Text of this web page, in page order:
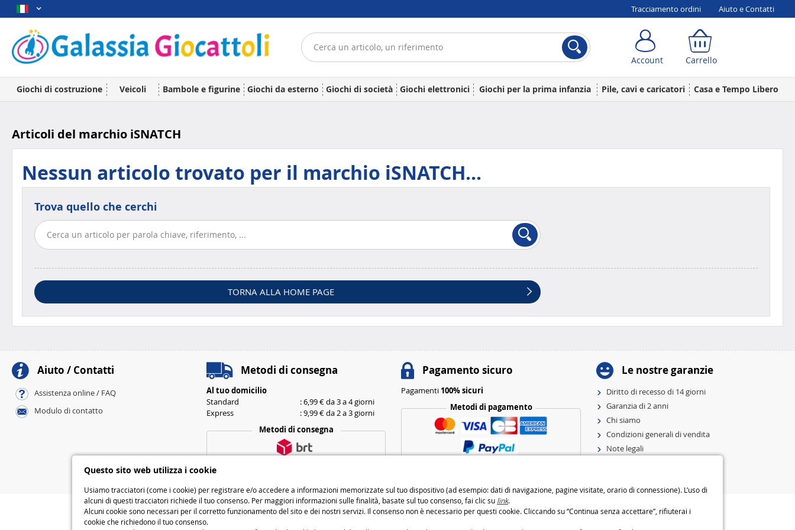
Questo sito web utilizza i cookie
Usiamo tracciatori (come i cookie) per registrare e/o accedere a informazioni memorizzate sul tuo dispositivo (ad esempio: dati di navigazione, pagine visitate, orario di connessione). L’uso di
alcuni di questi tracciatori richiede il tuo consenso. Per maggiori informazioni sulle finalità, basate sul tuo consenso, fai clic su link.
Alcuni cookie sono necessari per il corretto funzionamento del sito e dei nostri servizi. Il consenso non è necessario per questi cookie. Cliccando su “Continua senza accettare”, rifiuterai i
cookie che richiedono il tuo consenso.
Tracciamento ordini Aiuto e Contatti
Account Carrello
Giochi di costruzione Veicoli Bambole e figurine Giochi da esterno Giochi di società Giochi elettronici Giochi per la prima infanzia Pile, cavi e caricatori Casa e Tempo Libero
Articoli del marchio iSNATCH
Nessun articolo trovato per il marchio iSNATCH...
Trova quello che cerchi
TORNA ALLA HOME PAGE
Aiuto / Contatti
Assistenza online / FAQ
Modulo di contatto
Metodi di consegna
Al tuo domicilio
Standard
: 6,99 € da 3 a 4 giorni
Express
: 9,99 € da 2 a 3 giorni
Metodi di consegna
Pagamento sicuro
Pagamenti 100% sicuri
Metodi di pagamento
Le nostre garanzie
Diritto di recesso di 14 giorni
Garanzia di 2 anni
Chi siamo
Condizioni generali di vendita
Note legali
Account Carrello